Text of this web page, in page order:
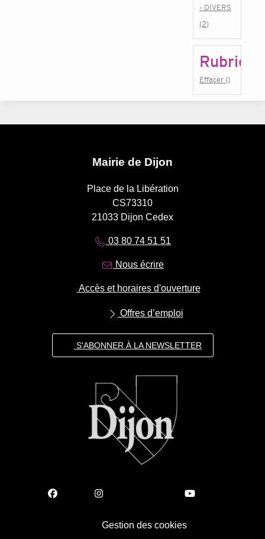
- DIVERS
(2)
Rubrique
Effacer ()
Mairie de Dijon
Place de la Libération
CS73310
21033 Dijon Cedex
03 80 74 51 51
Nous écrire
Accès et horaires d'ouverture
Offres d’emploi
S'ABONNER À LA NEWSLETTER
Gestion des cookies